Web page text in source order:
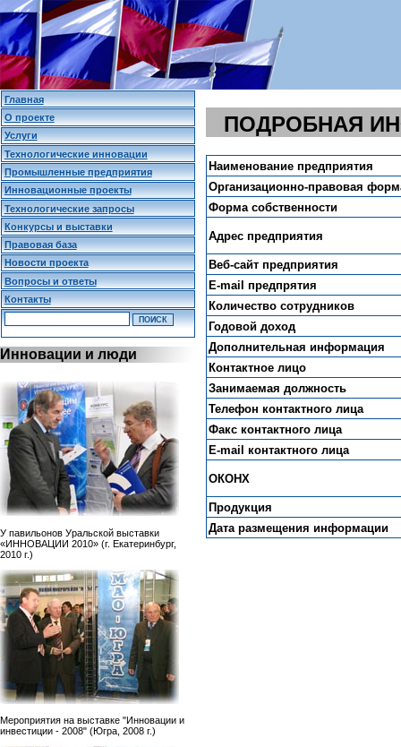
ПОДРОБНАЯ
Наименование предприятия
Организационно-правовая
Форма собственности
Адрес предприятия
Веб-сайт предприятия
E-mail предпрятия
Количество сотрудников
Годовой доход
Дополнительная информация
Контактное лицо
Занимаемая должность
Телефон контактного лица
Факс контактного лица
E-mail контактного лица
ОКОНХ
Продукция
Дата размещения информации
Главная
О проекте
Услуги
Технологические инновации
Промышленные предприятия
Инновационные проекты
Технологические запросы
Конкурсы и выставки
Правовая база
Новости проекта
Вопросы и ответы
Контакты
Инновации и люди
У павильонов Уральской выставки
«ИННОВАЦИИ 2010» (г. Екатеринбург,
2010 г.)
Мероприятия на выставке "Инновации и
инвестиции - 2008" (Югра, 2008 г.)